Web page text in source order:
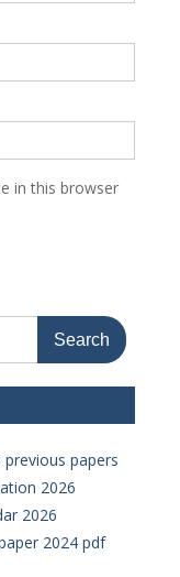
in this browser
papers
2026
2026
2024 pdf